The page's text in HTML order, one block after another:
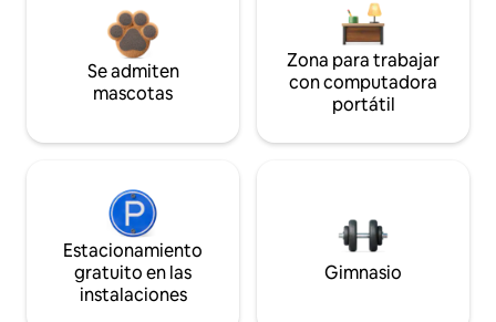
Se admiten
mascotas
Zona para trabajar
con computadora
portátil
Estacionamiento
gratuito en las
instalaciones
Gimnasio